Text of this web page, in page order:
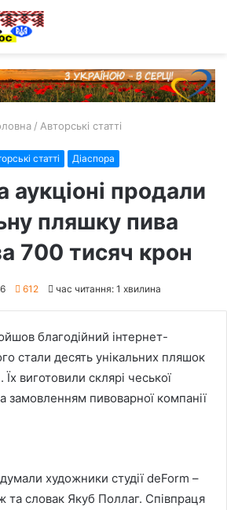
/ Авторські статті
статті Діаспора
аукціоні продали
пляшку пива
700 тисяч крон
612 час читання: 1 хвилина
благодійний інтернет-
стали десять унікальних пляшок
виготовили склярі чеської
замовленням пивоварної компанії
художники студії deForm –
та словак Якуб Поллаг. Співпраця